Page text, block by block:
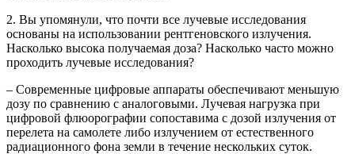
2. Вы упомянули, что почти все лучевые исследования
основаны на использовании рентгеновского излучения.
Насколько высока получаемая доза? Насколько часто можно
проходить лучевые исследования?
– Современные цифровые аппараты обеспечивают меньшую
дозу по сравнению с аналоговыми. Лучевая нагрузка при
цифровой флюорографии сопоставима с дозой излучения от
перелета на самолете либо излучением от естественного
радиационного фона земли в течение нескольких суток.